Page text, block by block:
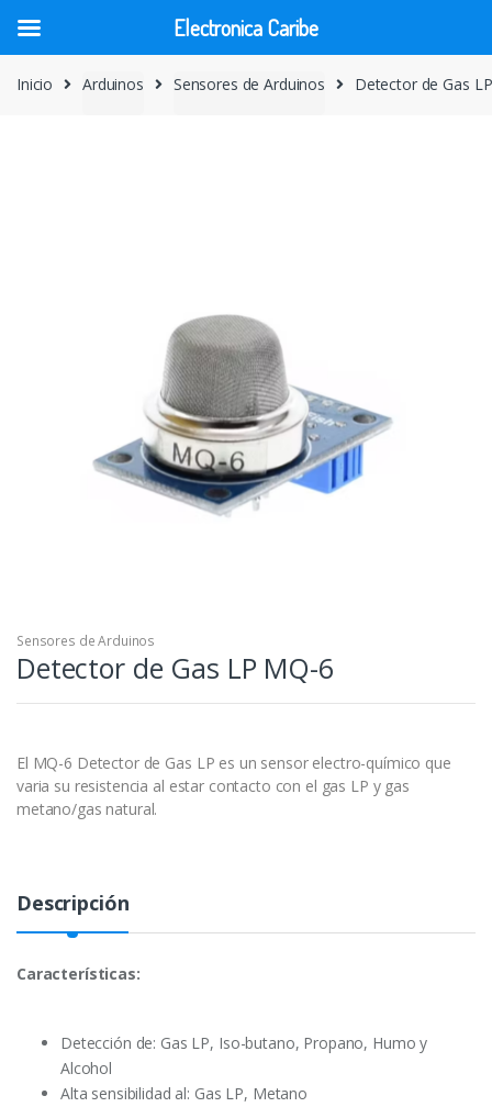
Inicio Arduinos Sensores de Arduinos Detector de Gas
Sensores de Arduinos
Detector de Gas LP MQ-6
El MQ-6 Detector de Gas LP es un sensor electro-químico que
varia su resistencia al estar contacto con el gas LP y gas
metano/gas natural.
Descripción
Características:
Detección de: Gas LP, Iso-butano, Propano, Humo y
Alcohol
Alta sensibilidad al: Gas LP, Metano
Electronica Caribe